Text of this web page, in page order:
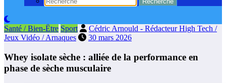
Santé / Bien-Être Sport
Cédric Arnould - Rédacteur High Tech /
Jeux Vidéo / Arnaques
30 mars 2026
Whey isolate sèche : alliée de la performance en
phase de sèche musculaire